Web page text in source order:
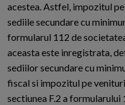
acestea. Astfel, impozitul
sediile secundare cu
formularul 112 de
aceasta este inregistrata,
sediilor secundare cu
fiscal si impozitul pe
sectiunea F.2 a formularului